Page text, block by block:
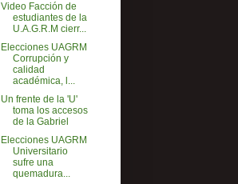
Video Facción de
estudiantes de la
U.A.G.R.M cierr...
Elecciones UAGRM
Corrupción y
calidad
académica, l...
Un frente de la 'U'
toma los accesos
de la Gabriel
Elecciones UAGRM
Universitario
sufre una
quemadura...